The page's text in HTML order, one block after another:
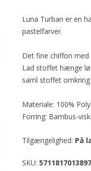
Luna Turban er en
pastelfarver.
Det fine chiffon
Lad stoffet hænge
saml stoffet
Materiale: 100%
Forring: Bambus-
Tilgængelighed: På
SKU: 5711817013897